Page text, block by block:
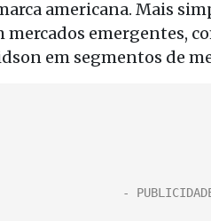
americana. Mais
emergentes,
em segmentos de